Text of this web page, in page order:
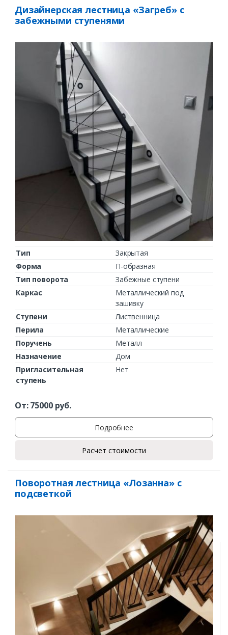
Дизайнерская лестница «Загреб» с
забежными ступенями
Тип
Закрытая
Форма
П-образная
Тип поворота
Забежные ступени
Каркас
Металлический под
зашивку
Ступени
Лиственница
Перила
Металлические
Поручень
Металл
Назначение
Дом
Пригласительная
ступень
Нет
От:75000руб.
Подробнее
Расчет стоимости
Поворотная лестница «Лозанна» с
подсветкой